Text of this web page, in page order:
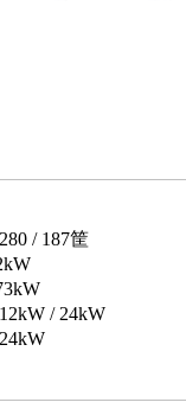
/ 187筐
/ 24kW